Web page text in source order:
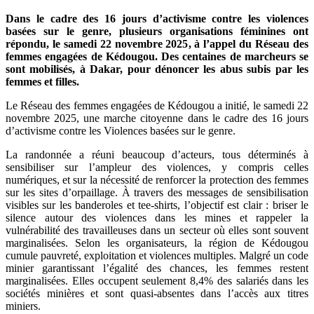
Dans le cadre des 16 jours d’activisme contre les violences
basées sur le genre, plusieurs organisations féminines ont
répondu, le samedi 22 novembre 2025, à l’appel du Réseau des
femmes engagées de Kédougou. Des centaines de marcheurs se
sont mobilisés, à Dakar, pour dénoncer les abus subis par les
femmes et filles.
Le Réseau des femmes engagées de Kédougou a initié, le samedi 22
novembre 2025, une marche citoyenne dans le cadre des 16 jours
d’activisme contre les Violences basées sur le genre.
La randonnée a réuni beaucoup d’acteurs, tous déterminés à
sensibiliser sur l’ampleur des violences, y compris celles
numériques, et sur la nécessité de renforcer la protection des femmes
sur les sites d’orpaillage. À travers des messages de sensibilisation
visibles sur les banderoles et tee-shirts, l’objectif est clair : briser le
silence autour des violences dans les mines et rappeler la
vulnérabilité des travailleuses dans un secteur où elles sont souvent
marginalisées. Selon les organisateurs, la région de Kédougou
cumule pauvreté, exploitation et violences multiples. Malgré un code
minier garantissant l’égalité des chances, les femmes restent
marginalisées. Elles occupent seulement 8,4% des salariés dans les
sociétés minières et sont quasi-absentes dans l’accès aux titres
miniers.